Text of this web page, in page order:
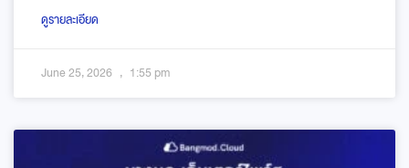
ดูรายละเอียด
June 25, 2026 1:55 pm